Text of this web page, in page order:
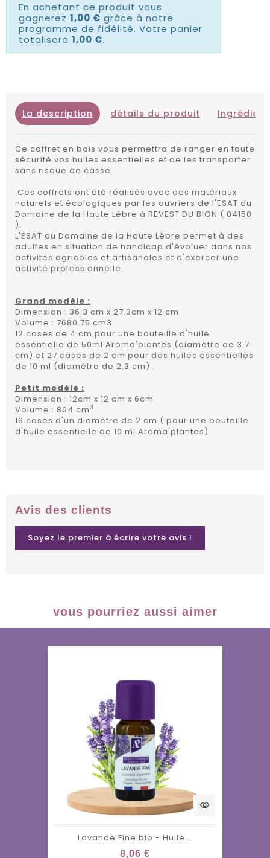
En achetant ce produit vous
gagnerez 1,00 € grâce à notre
programme de fidélité. Votre panier
totalisera 1,00 €.
La description détails du produit
Ce coffret en bois vous permettra de ranger en toute
sécurité vos huiles essentielles et de les transporter
sans risque de casse.
Ces coffrets ont été réalisés avec des matériaux
naturels et écologiques par les ouvriers de l'ESAT du
Domaine de la Haute Lèbre à REVEST DU BION ( 04150
).
L'ESAT du Domaine de la Haute Lèbre permet à des
adultes en situation de handicap d'évoluer dans nos
activités agricoles et artisanales et d'exercer une
activité professionnelle.
Grand modèle :
Dimension : 36.3 cm x 27.3cm x 12 cm
Volume : 7680.75 cm3
12 cases de 4 cm pour une bouteille d'huile
essentielle de 50ml Aroma'plantes (diamètre de 3.7
cm) et 27 cases de 2 cm pour des huiles essentielles
de 10 ml (diamètre de 2.3 cm) .
Petit modèle :
Dimension : 12cm x 12 cm x 6cm
Volume : 864 cm3
16 cases d'un diamètre de 2 cm ( pour une bouteille
d'huile essentielle de 10 ml Aroma'plantes)
Avis des clients
Soyez le premier à écrire votre avis !
vous pourriez aussi aimer
visibility
Lavande Fine bio - Huile...
8,06 €